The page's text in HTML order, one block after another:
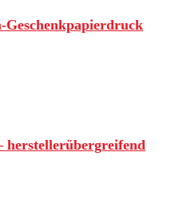
Geschenkpapierdruck
herstellerübergreifend